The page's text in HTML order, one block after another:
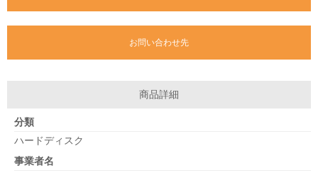
お問い合わせ先
商品詳細
分類
ハードディスク
事業者名